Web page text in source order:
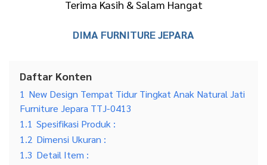
Terima Kasih & Salam Hangat
DIMA FURNITURE JEPARA
Daftar Konten
1 New Design Tempat Tidur Tingkat Anak Natural Jati
Furniture Jepara TTJ-0413
1.1 Spesifikasi Produk :
1.2 Dimensi Ukuran :
1.3 Detail Item :